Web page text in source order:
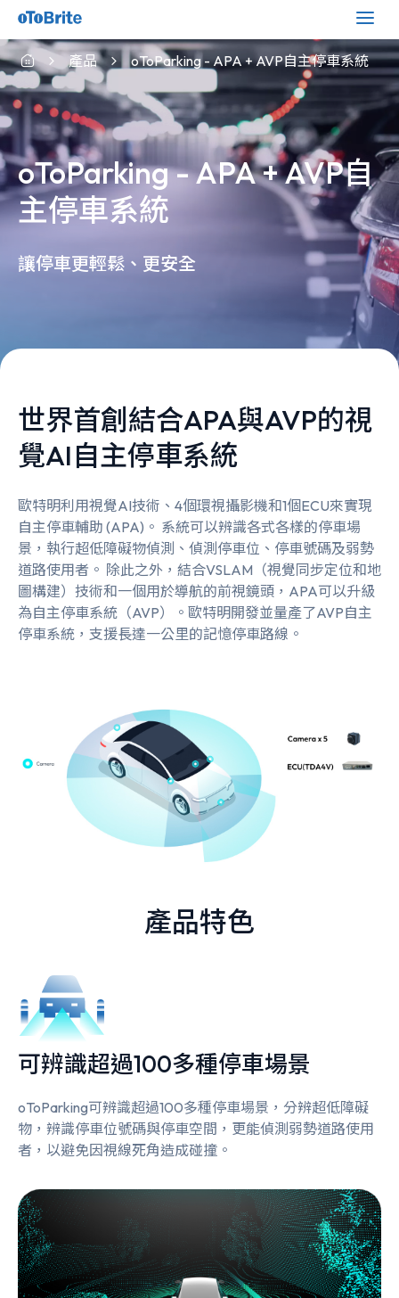
產品 oToParking - APA + AVP自主停車系統
oToParking - APA + AVP自
主停車系統
讓停車更輕鬆、更安全
世界首創結合APA與AVP的視
覺AI自主停車系統
歐特明利用視覺AI技術、4個環視攝影機和1個ECU來實現
自主停車輔助 (APA)。 系統可以辨識各式各樣的停車場
景，執行超低障礙物偵測、偵測停車位、停車號碼及弱勢
道路使用者。 除此之外，結合VSLAM（視覺同步定位和地
圖構建）技術和一個用於導航的前視鏡頭，APA可以升級
為自主停車系統（AVP）。歐特明開發並量產了AVP自主
停車系統，支援長達一公里的記憶停車路線。
產品特色
可辨識超過100多種停車場景
oToParking可辨識超過100多種停車場景，分辨超低障礙
物，辨識停車位號碼與停車空間，更能偵測弱勢道路使用
者，以避免因視線死角造成碰撞。